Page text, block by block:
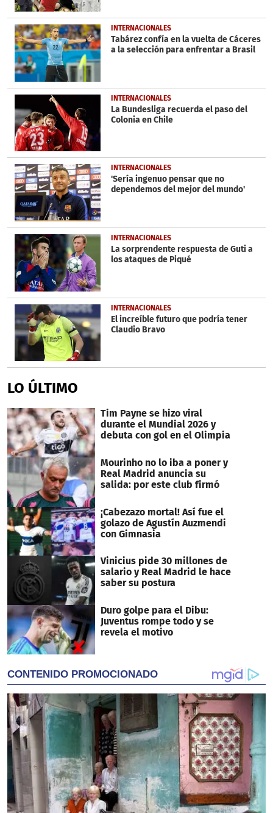
INTERNACIONALES
Tabárez confía en la vuelta de Cáceres
a la selección para enfrentar a Brasil
INTERNACIONALES
La Bundesliga recuerda el paso del
Colonia en Chile
INTERNACIONALES
'Sería ingenuo pensar que no
dependemos del mejor del mundo'
INTERNACIONALES
La sorprendente respuesta de Guti a
los ataques de Piqué
INTERNACIONALES
El increíble futuro que podría tener
Claudio Bravo
LO ÚLTIMO
Tim Payne se hizo viral
durante el Mundial 2026 y
debuta con gol en el Olimpia
Mourinho no lo iba a poner y
Real Madrid anuncia su
salida: por este club firmó
¡Cabezazo mortal! Así fue el
golazo de Agustín Auzmendi
con Gimnasia
Vinicius pide 30 millones de
salario y Real Madrid le hace
saber su postura
Duro golpe para el Dibu:
Juventus rompe todo y se
revela el motivo